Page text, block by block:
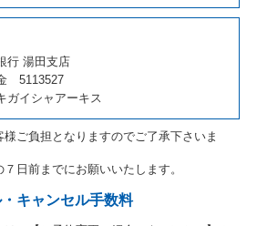
還するものとします。
責に帰さない事由による時には第４条
取消しとして取り扱い、当社は受領済
返還するものとします。
ったことについて、第４条及び第５条
渡 し
行 湯田支店
5113527
ガイシャアーキス
ご負担となりますのでご了承下さいま
日前までにお願いいたします。
キャンセル手数料